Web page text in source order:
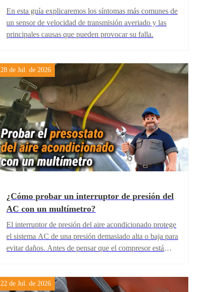
En esta guía explicaremos los síntomas más comunes de
un sensor de velocidad de transmisión averiado y las
principales causas que pueden provocar su falla.
28 de Jul. de 2026
¿Cómo probar un interruptor de presión del
AC con un multímetro?
El interruptor de presión del aire acondicionado protege
el sistema AC de una presión demasiado alta o baja para
evitar daños. Antes de pensar que el compresor está
multímetro para identificar el problema. Comprobar
22 de Jul. de 2026